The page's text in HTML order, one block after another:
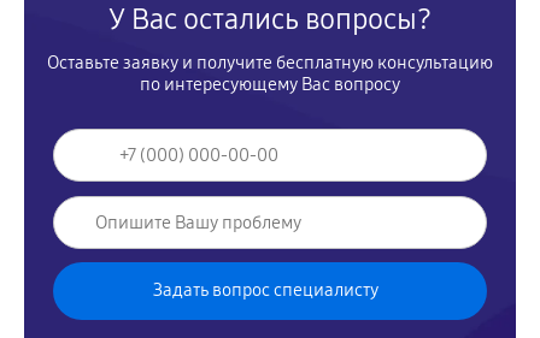
У Вас остались вопросы?
Оставьте заявку и получите бесплатную консультацию
по интересующему Вас вопросу